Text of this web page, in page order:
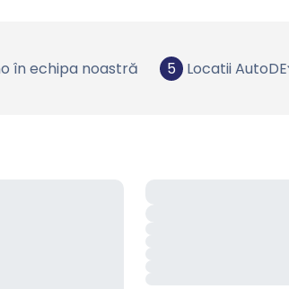
în echipa noastră 5 Locatii AutoDE